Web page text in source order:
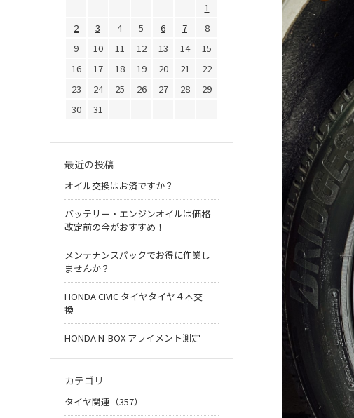
1
2
3 4 5 6 7
8
9
10 11 12 13 14
15
16
17 18 19 20 21
22
23
24 25 26 27 28
29
30
31
最近の投稿
オイル交換はお済ですか？
バッテリー・エンジンオイルは価格
改定前の今がおすすめ！
メンテナンスパックでお得に作業し
ませんか？
HONDA CIVIC タイヤタイヤ４本交
換
HONDA N-BOX アライメント測定
カテゴリ
タイヤ関連（357）